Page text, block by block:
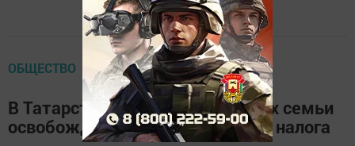
ОБЩЕСТВО
В Татарстане участники СВО и их семьи
освобождены от транспортного налога